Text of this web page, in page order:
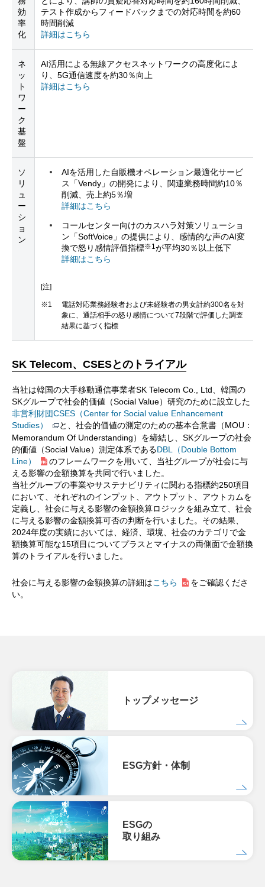
効
率
化
テスト作成からフィードバックまでの対応時間を約60
時間削減
詳細はこちら
ネ
ッ
ト
ワ
ー
ク
基
盤
AI活用による無線アクセスネットワークの高度化によ
り、5G通信速度を約30％向上
詳細はこちら
ソ
リ
ュ
ー
シ
ョ
ン
AIを活用した自販機オペレーション最適化サービ
ス「Vendy」の開発により、関連業務時間約10％
削減、売上約5％増
詳細はこちら
コールセンター向けのカスハラ対策ソリューショ
ン「SoftVoice」の提供により、感情的な声のAI変
換で怒り感情評価指標※1が平均30％以上低下
詳細はこちら
[注]
※1
電話対応業務経験者および未経験者の男女計約300名を対
象に、通話相手の怒り感情について7段階で評価した調査
結果に基づく指標
SK Telecom、CSESとのトライアル
当社は韓国の大手移動通信事業者SK Telecom Co., Ltd、韓国の
SKグループで社会的価値（Social Value）研究のために設立した
非営利財団CSES（Center for Social value Enhancement
Studies）
と、社会的価値の測定のための基本合意書（MOU：
Memorandum Of Understanding）を締結し、SKグループの社会
的価値（Social Value）測定体系であるDBL（Double Bottom
Line）
のフレームワークを用いて、当社グループが社会に与
える影響の金額換算を共同で行いました。
当社グループの事業やサステナビリティに関わる指標約250項目
において、それぞれのインプット、アウトプット、アウトカムを
定義し、社会に与える影響の金額換算ロジックを組み立て、社会
に与える影響の金額換算可否の判断を行いました。その結果、
2024年度の実績においては、経済、環境、社会のカテゴリで金
額換算可能な15項目についてプラスとマイナスの両側面で金額換
算のトライアルを行いました。
社会に与える影響の金額換算の詳細はこちら
をご確認くださ
い。
トップメッセージ
ESG方針・体制
ESGの
取り組み